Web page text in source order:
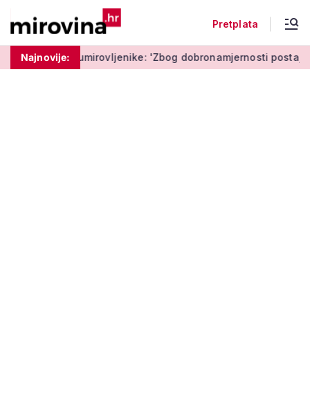
Pretplata
Najnovije:'Zbog dobronamjernosti postaju meta prijevare'